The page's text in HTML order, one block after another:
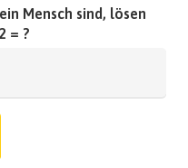
Mensch sind, lösen
= ?